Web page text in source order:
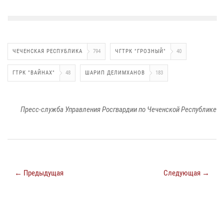
ЧЕЧЕНСКАЯ РЕСПУБЛИКА 794 ЧГТРК "ГРОЗНЫЙ" 40
ГТРК "ВАЙНАХ" 48 ШАРИП ДЕЛИМХАНОВ 183
Пресс-служба Управления Росгвардии по Чеченской Республике
← Предыдущая Следующая →